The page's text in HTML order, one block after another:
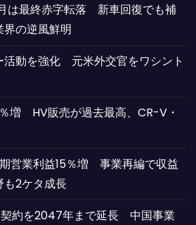
は最終赤字転落 新車回復でも補
の逆風鮮明
活動を強化 元米外交官をワシント
増 HV販売が過去最高、CR-V・
営業利益15％増 事業再編で収益
も2ケタ成長
約を2047年まで延長 中国事業